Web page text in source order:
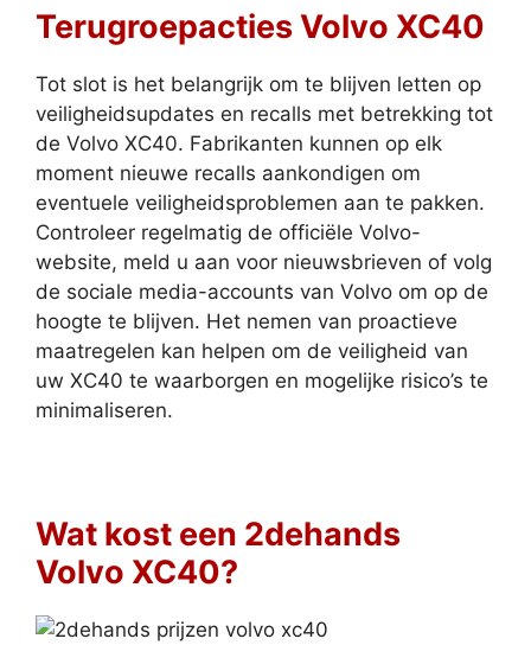
Terugroepacties Volvo XC40
Tot slot is het belangrijk om te blijven letten op
veiligheidsupdates en recalls met betrekking tot
de Volvo XC40. Fabrikanten kunnen op elk
moment nieuwe recalls aankondigen om
eventuele veiligheidsproblemen aan te pakken.
Controleer regelmatig de officiële Volvo-
website, meld u aan voor nieuwsbrieven of volg
de sociale media-accounts van Volvo om op de
hoogte te blijven. Het nemen van proactieve
maatregelen kan helpen om de veiligheid van
uw XC40 te waarborgen en mogelijke risico’s te
minimaliseren.
Wat kost een 2dehands
Volvo XC40?